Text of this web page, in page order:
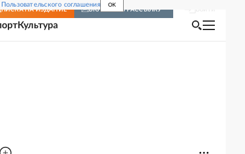
Пользовательского соглашения OK
НА ИЗДАНИЕ ВКЛЮЧИТЬ РАССЫЛКУ
Культура